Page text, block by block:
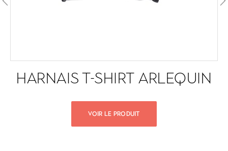
HARNAIS T-SHIRT ARLEQUIN
VOIR LE PRODUIT